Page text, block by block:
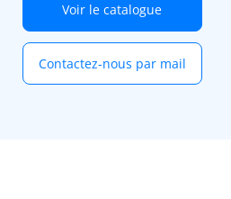
Voir le catalogue
Contactez-nous par mail